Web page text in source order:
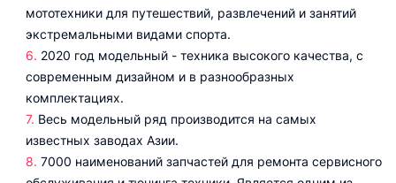
мототехники для путешествий, развлечений и занятий
экстремальными видами спорта.
2020 год модельный - техника высокого качества, с
современным дизайном и в разнообразных
комплектациях.
Весь модельный ряд производится на самых
известных заводах Азии.
7000 наименований запчастей для ремонта сервисного